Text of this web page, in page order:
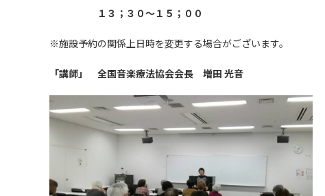
１３；３０～１５；００
※施設予約の関係上日時を変更する場合がございます。
「講師」 全国音楽療法協会会長 増田 光音